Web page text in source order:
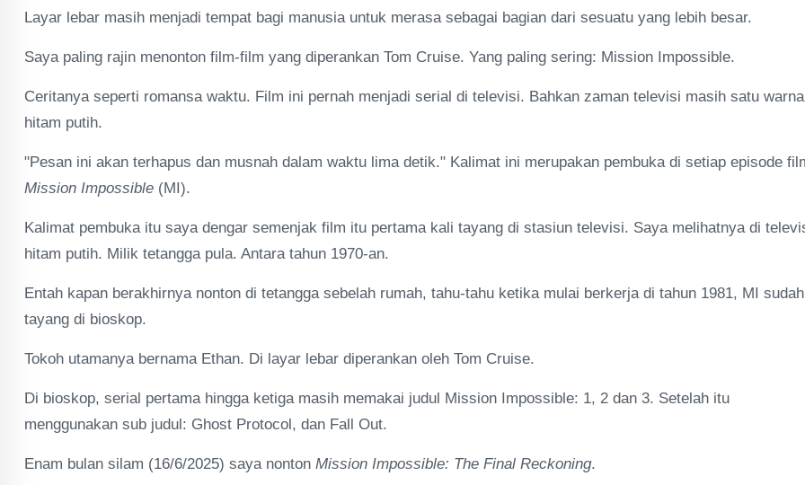
Layar lebar masih menjadi tempat bagi manusia untuk merasa sebagai bagian dari sesuatu yang lebih besar.
Saya paling rajin menonton film-film yang diperankan Tom Cruise. Yang paling sering: Mission Impossible.
Ceritanya seperti romansa waktu. Film ini pernah menjadi serial di televisi. Bahkan zaman televisi masih satu
hitam putih.
"Pesan ini akan terhapus dan musnah dalam waktu lima detik." Kalimat ini merupakan pembuka di setiap episode
Mission Impossible (MI).
Kalimat pembuka itu saya dengar semenjak film itu pertama kali tayang di stasiun televisi. Saya melihatnya di
hitam putih. Milik tetangga pula. Antara tahun 1970-an.
Entah kapan berakhirnya nonton di tetangga sebelah rumah, tahu-tahu ketika mulai berkerja di tahun 1981, MI sudah
tayang di bioskop.
Tokoh utamanya bernama Ethan. Di layar lebar diperankan oleh Tom Cruise.
Di bioskop, serial pertama hingga ketiga masih memakai judul Mission Impossible: 1, 2 dan 3. Setelah itu
menggunakan sub judul: Ghost Protocol, dan Fall Out.
Enam bulan silam (16/6/2025) saya nonton Mission Impossible: The Final Reckoning.